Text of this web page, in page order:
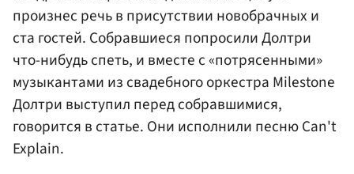
произнес речь в присутствии новобрачных и
ста гостей. Собравшиеся попросили Долтри
что-нибудь спеть, и вместе с «потрясенными»
музыкантами из свадебного оркестра Milestone
Долтри выступил перед собравшимися,
говорится в статье. Они исполнили песню Can't
Explain.